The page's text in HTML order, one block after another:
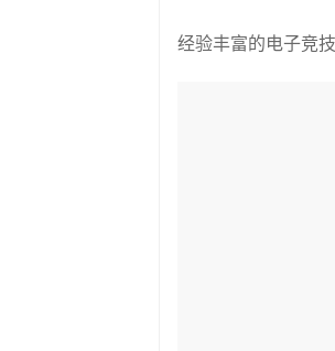
经验丰富的电子竞